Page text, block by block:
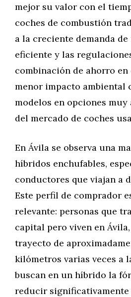
mejor su valor con el
coches de combustión
a la creciente demanda
eficiente y las
combinación de ahorro
menor impacto ambiental
modelos en opciones
del mercado de coches
En Ávila se observa una
híbridos enchufables,
conductores que viajan a
Este perfil de comprador
relevante: personas que
capital pero viven en
trayecto de
kilómetros varias veces a
buscan en un híbrido la
reducir significativamente